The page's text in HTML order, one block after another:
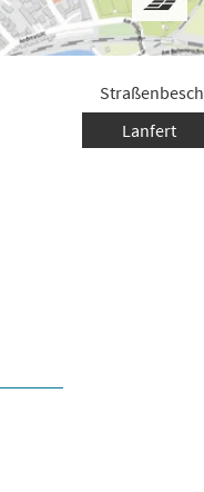
Lanfert